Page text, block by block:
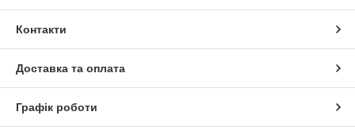
Контакти
Доставка та оплата
Графік роботи